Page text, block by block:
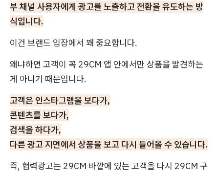
부 채널 사용자에게 광고를 노출하고 전환을 유도하는 방
식입니다.
이건 브랜드 입장에서 꽤 중요합니다.
왜냐하면 고객이 꼭 29CM 앱 안에서만 상품을 발견하는
게 아니기 때문입니다.
고객은 인스타그램을 보다가,
콘텐츠를 보다가,
검색을 하다가,
다른 광고 지면에서 상품을 보고 다시 들어올 수 있습니다.
즉, 협력광고는 29CM 바깥에 있는 고객을 다시 29CM 구